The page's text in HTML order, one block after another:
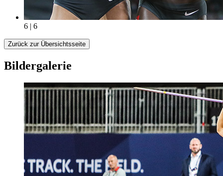
6 | 6
Zurück zur Übersichtsseite
Bildergalerie